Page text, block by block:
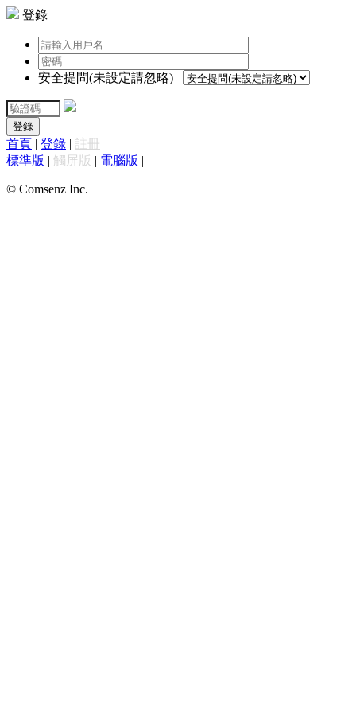
登錄
安全提問(未設定請忽略)
登錄
首頁 | 登錄 | 註冊
標準版 | 觸屏版 | 電腦版 |
© Comsenz Inc.